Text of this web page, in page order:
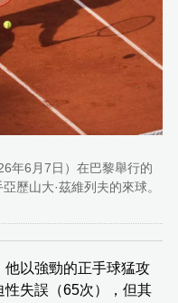
年6月7日）在巴黎舉行的
歷山大·茲維列夫的來球。
以強勁的正手球猛攻
失誤（65次），但其